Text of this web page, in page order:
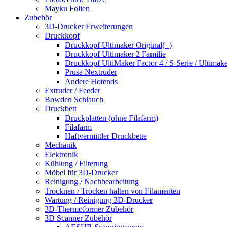
Mayku Folien
Zubehör
3D-Drucker Erweiterungen
Druckkopf
Druckkopf Ultimaker Original(+)
Druckkopf Ultimaker 2 Familie
Druckkopf UltiMaker Factor 4 / S-Serie /
Prusa Nextruder
Andere Hotends
Extruder / Feeder
Bowden Schlauch
Druckbett
Druckplatten (ohne Filafarm)
Filafarm
Haftvermittler Druckbette
Mechanik
Elektronik
Kühlung / Filterung
Möbel für 3D-Drucker
Reinigung / Nachbearbeitung
Trocknen / Trocken halten von Filamenten
Wartung / Reinigung 3D-Drucker
3D-Thermoformer Zubehör
3D Scanner Zubehör